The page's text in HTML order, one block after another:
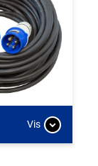
Vis